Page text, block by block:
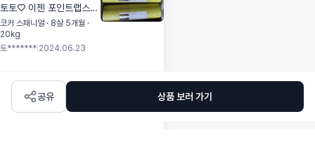
토토♡ 이젠 포인트랩스
셀프로젝트는 완전 찜♡
했네요~~2+2로 쟁여놓으
니 토토를 위해 건강을 선
코커 스패니얼 · 8살 5개월 ·
20kg
토******* 2024.06.23
공유 상품 보러 가기